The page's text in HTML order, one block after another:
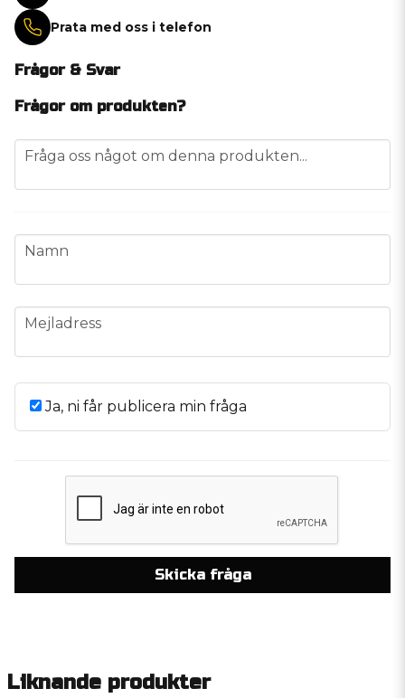
Prata med oss i telefon
Frågor & Svar
Frågor om produkten?
question
Fråga oss något om denna produkten...
name
Namn
email
Mejladress
Ja, ni får publicera min fråga
Skicka fråga
Liknande produkter